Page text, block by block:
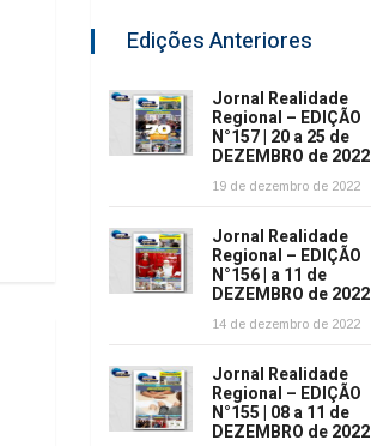
Edições Anteriores
Jornal Realidade
Regional – EDIÇÃO
N°157 | 20 a 25 de
DEZEMBRO de 2022
19 de dezembro de 2022
Jornal Realidade
Regional – EDIÇÃO
N°156 | a 11 de
DEZEMBRO de 2022
14 de dezembro de 2022
Jornal Realidade
Regional – EDIÇÃO
N°155 | 08 a 11 de
DEZEMBRO de 2022